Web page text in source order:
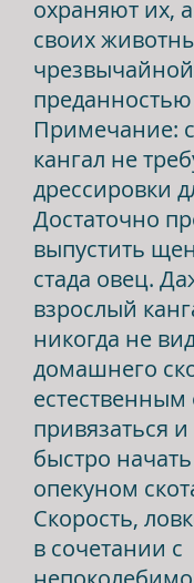
охраняют их,
своих
чрезвычайной
Примечание:
кангал не
дрессировки
Достаточно
выпустить
стада овец.
взрослый
никогда не
домашнего
привязаться
быстро
опекуном
Скорость,
в сочетании с